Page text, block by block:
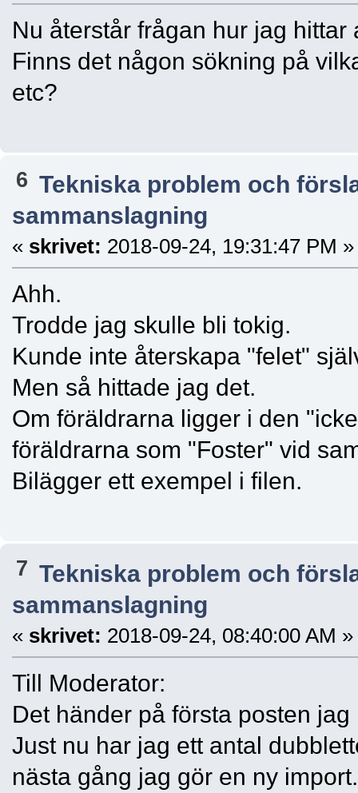
Nu återstår frågan hur jag
Finns det någon sökning på
etc?
6 Tekniska problem och
sammanslagning
« skrivet: 2018-09-24, 19:31:47 PM »
Ahh.
Trodde jag skulle bli tokig.
Kunde inte återskapa "felet"
Men så hittade jag det.
Om föräldrarna ligger i den
föräldrarna som "Foster" vid
Bilägger ett exempel i filen.
7 Tekniska problem och
sammanslagning
« skrivet: 2018-09-24, 08:40:00 AM »
Till Moderator:
Det händer på första posten
Just nu har jag ett antal
nästa gång jag gör en ny import.